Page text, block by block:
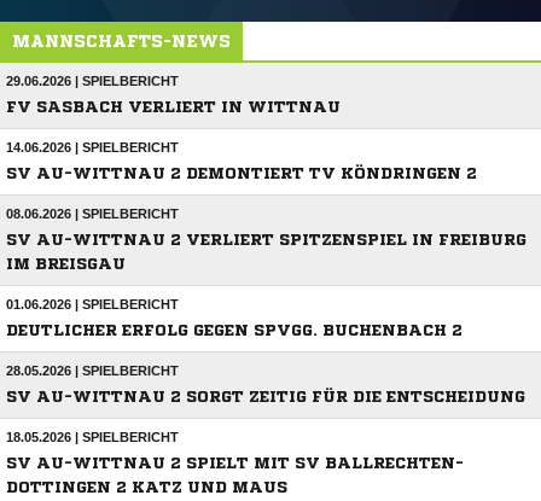
MANNSCHAFTS-NEWS
29.06.2026 | SPIELBERICHT
FV SASBACH VERLIERT IN WITTNAU
14.06.2026 | SPIELBERICHT
SV AU-WITTNAU 2 DEMONTIERT TV KÖNDRINGEN 2
08.06.2026 | SPIELBERICHT
SV AU-WITTNAU 2 VERLIERT SPITZENSPIEL IN FREIBURG
IM BREISGAU
01.06.2026 | SPIELBERICHT
DEUTLICHER ERFOLG GEGEN SPVGG. BUCHENBACH 2
28.05.2026 | SPIELBERICHT
SV AU-WITTNAU 2 SORGT ZEITIG FÜR DIE ENTSCHEIDUNG
18.05.2026 | SPIELBERICHT
SV AU-WITTNAU 2 SPIELT MIT SV BALLRECHTEN-
DOTTINGEN 2 KATZ UND MAUS